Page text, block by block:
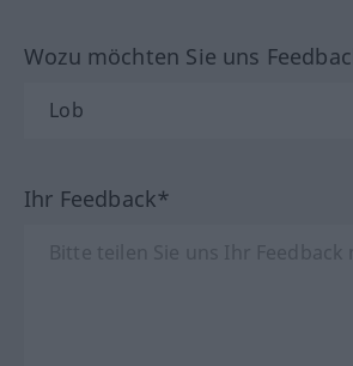
Wozu möchten Sie uns
Ihr Feedback*